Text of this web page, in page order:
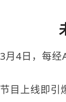
3月4日，每经
节目上线即引